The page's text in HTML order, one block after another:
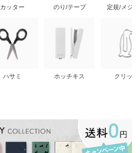
カッター
ハサミ
のり/テープ
ホッチキス
定規/メジ
クリップ